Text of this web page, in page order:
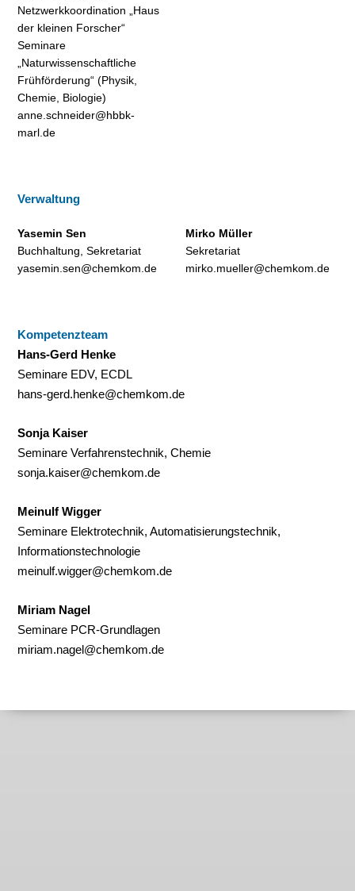
Netzwerkkoordination „Haus
der kleinen Forscher“
Seminare
„Naturwissenschaftliche
Frühförderung“ (Physik,
Chemie, Biologie)
anne.schneider@hbbk-
marl.de
Verwaltung
Yasemin Sen
Buchhaltung, Sekretariat
yasemin.sen@chemkom.de
Mirko Müller
Sekretariat
mirko.mueller@chemkom.de
Kompetenzteam
Hans-Gerd Henke
Seminare EDV, ECDL
hans-gerd.henke@chemkom.de
Sonja Kaiser
Seminare Verfahrenstechnik, Chemie
sonja.kaiser@chemkom.de
Meinulf Wigger
Seminare Elektrotechnik, Automatisierungstechnik,
Informationstechnologie
meinulf.wigger@chemkom.de
Miriam Nagel
Seminare PCR-Grundlagen
miriam.nagel@chemkom.de